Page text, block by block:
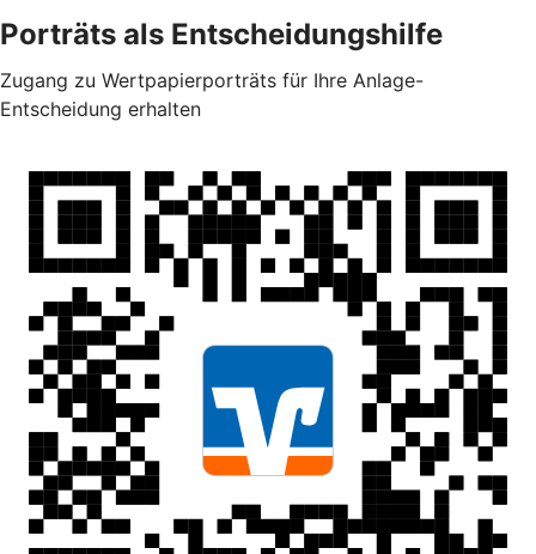
Porträts als Entscheidungshilfe
Zugang zu Wertpapierporträts für Ihre Anlage-
Entscheidung erhalten